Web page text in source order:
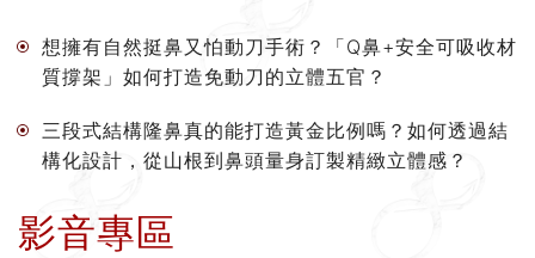
想擁有自然挺鼻又怕動刀手術？「Q鼻+安全可吸收材
質撐架」如何打造免動刀的立體五官？
三段式結構隆鼻真的能打造黃金比例嗎？如何透過結
構化設計，從山根到鼻頭量身訂製精緻立體感？
影音專區